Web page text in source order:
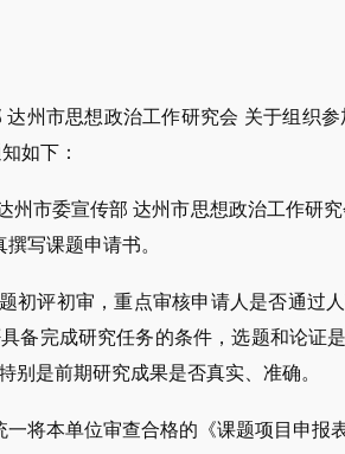
州市思想政治工作研究会 关于组织
如下：
州市委宣传部 达州市思想政治工作研
写课题申请书。
初评初审，重点审核申请人是否通过
备完成研究任务的条件，选题和论证
别是前期研究成果是否真实、准确。
将本单位审查合格的《课题项目申